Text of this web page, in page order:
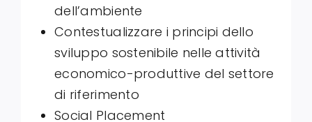
dell’ambiente
Contestualizzare i principi dello
sviluppo sostenibile nelle attività
economico-produttive del settore
di riferimento
Social Placement